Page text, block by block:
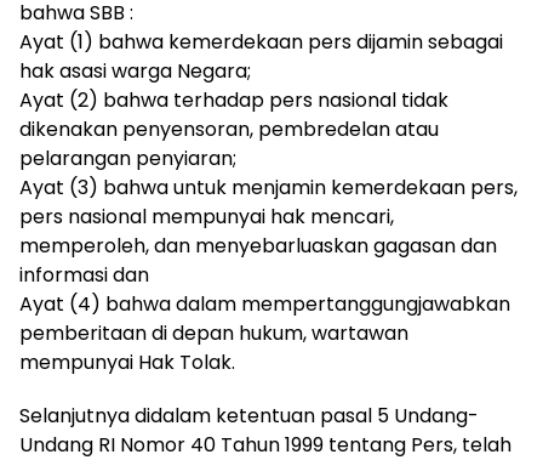
bahwa SBB :
Ayat (1) bahwa kemerdekaan pers dijamin sebagai
hak asasi warga Negara;
Ayat (2) bahwa terhadap pers nasional tidak
dikenakan penyensoran, pembredelan atau
pelarangan penyiaran;
Ayat (3) bahwa untuk menjamin kemerdekaan pers,
pers nasional mempunyai hak mencari,
memperoleh, dan menyebarluaskan gagasan dan
informasi dan
Ayat (4) bahwa dalam mempertanggungjawabkan
pemberitaan di depan hukum, wartawan
mempunyai Hak Tolak.
Selanjutnya didalam ketentuan pasal 5 Undang-
Undang RI Nomor 40 Tahun 1999 tentang Pers, telah